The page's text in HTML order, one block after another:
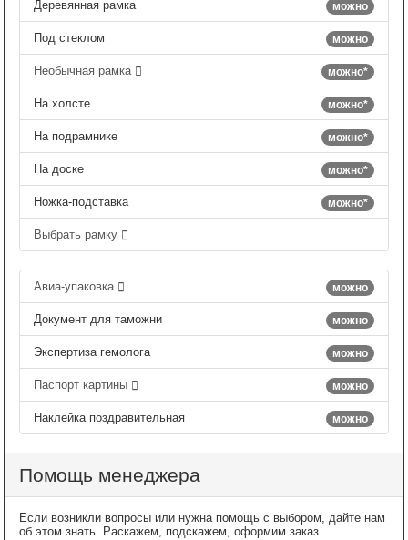
можно
Деревянная рамка
можно
Под стеклом
можно*
Необычная рамка
можно*
На холсте
можно*
На подрамнике
можно*
На доске
можно*
Ножка-подставка
Выбрать рамку
можно
Авиа-упаковка
можно
Документ для таможни
можно
Экспертиза гемолога
можно
Паспорт картины
можно
Наклейка поздравительная
Помощь менеджера
Если возникли вопросы или нужна помощь с выбором, дайте нам
об этом знать. Раскажем, подскажем, оформим заказ...